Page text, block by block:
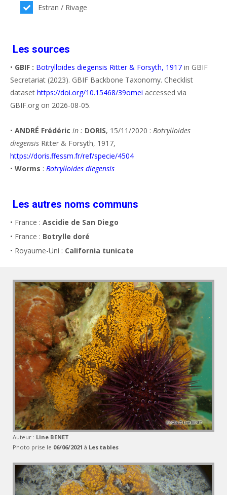
Estran / Rivage
Les sources
• GBIF : Botrylloides diegensis Ritter & Forsyth, 1917 in GBIF
Secretariat (2023). GBIF Backbone Taxonomy. Checklist
dataset https://doi.org/10.15468/39omei accessed via
GBIF.org on 2026-08-05.
• ANDRÉ Frédéric in : DORIS, 15/11/2020 : Botrylloides
diegensis Ritter & Forsyth, 1917,
https://doris.ffessm.fr/ref/specie/4504
• Worms : Botrylloides diegensis
Les autres noms communs
• France : Ascidie de San Diego
• France : Botrylle doré
• Royaume-Uni : California tunicate
Auteur : Line BENET
Photo prise le 06/06/2021 à Les tables